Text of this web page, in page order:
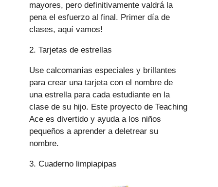
mayores, pero definitivamente valdrá la
pena el esfuerzo al final. Primer día de
clases, aquí vamos!
2. Tarjetas de estrellas
Use calcomanías especiales y brillantes
para crear una tarjeta con el nombre de
una estrella para cada estudiante en la
clase de su hijo. Este proyecto de Teaching
Ace es divertido y ayuda a los niños
pequeños a aprender a deletrear su
nombre.
3. Cuaderno limpiapipas